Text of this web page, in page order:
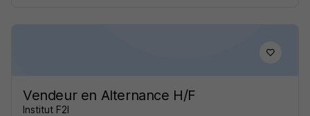
Vendeur en Alternance H/F
Institut F2I